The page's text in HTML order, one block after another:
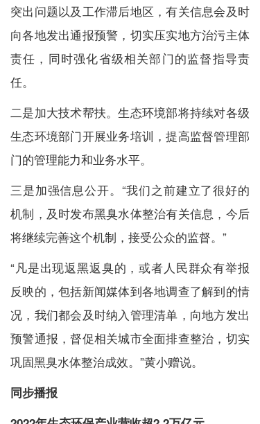
突出问题以及工作滞后地区，有关信息会及时
向各地发出通报预警，切实压实地方治污主体
责任，同时强化省级相关部门的监督指导责
任。
二是加大技术帮扶。生态环境部将持续对各级
生态环境部门开展业务培训，提高监督管理部
门的管理能力和业务水平。
三是加强信息公开。“我们之前建立了很好的
机制，及时发布黑臭水体整治有关信息，今后
将继续完善这个机制，接受公众的监督。”
“凡是出现返黑返臭的，或者人民群众有举报
反映的，包括新闻媒体到各地调查了解到的情
况，我们都会及时纳入管理清单，向地方发出
预警通报，督促相关城市全面排查整治，切实
巩固黑臭水体整治成效。”黄小赠说。
同步播报